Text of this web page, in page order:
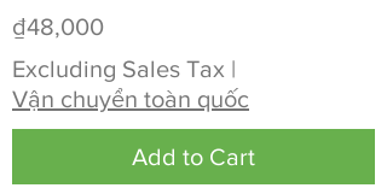
Price
₫48,000
Excluding Sales Tax |
Vận chuyển toàn quốc
Add to Cart